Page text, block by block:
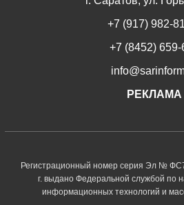
+7 (917) 982-
+7 (8452) 659-
РЕКЛАМА
Регистрационный номер серия Эл №
г. выдано Федеральной службой по
информационных технологий и